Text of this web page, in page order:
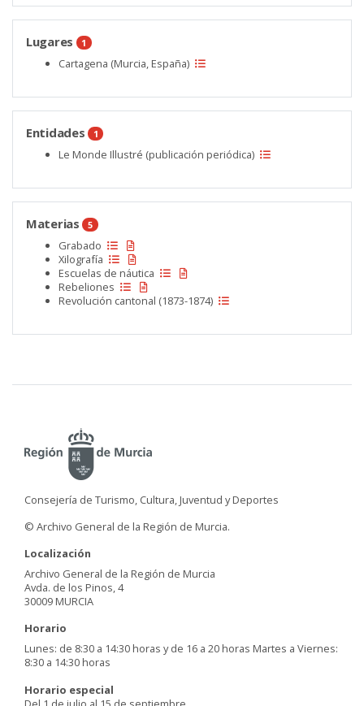
Lugares 1
Cartagena (Murcia, España)
Entidades 1
Le Monde Illustré (publicación periódica)
Materias 5
Grabado
Xilografía
Escuelas de náutica
Rebeliones
Revolución cantonal (1873-1874)
Consejería de Turismo, Cultura, Juventud y Deportes
© Archivo General de la Región de Murcia.
Localización
Archivo General de la Región de Murcia
Avda. de los Pinos, 4
30009 MURCIA
Horario
Lunes: de 8:30 a 14:30 horas y de 16 a 20 horas Martes a Viernes:
8:30 a 14:30 horas
Horario especial